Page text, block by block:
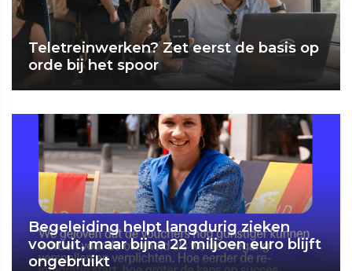
Teletreinwerken? Zet eerst de basis op
orde bij het spoor
Begeleiding helpt langdurig zieken
vooruit, maar bijna 22 miljoen euro blijft
ongebruikt